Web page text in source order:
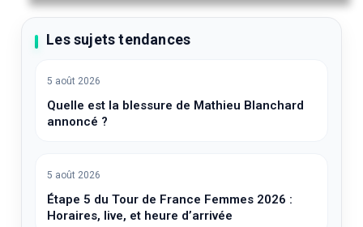
Les sujets tendances
5 août 2026
Quelle est la blessure de Mathieu Blanchard
annoncé ?
5 août 2026
Étape 5 du Tour de France Femmes 2026 :
Horaires, live, et heure d’arrivée